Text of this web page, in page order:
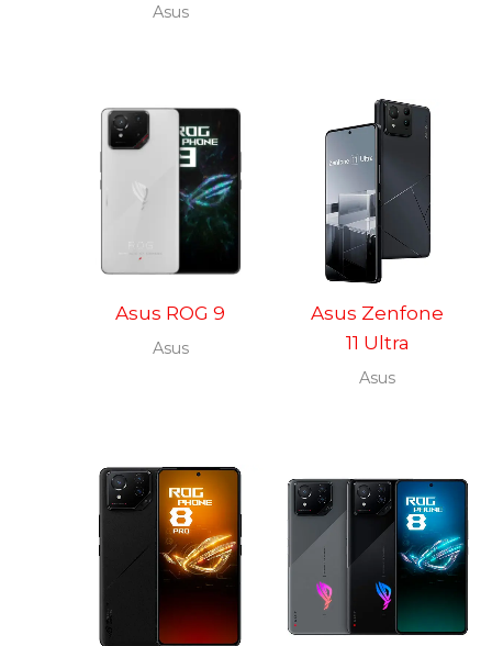
Asus
Asus ROG 9
Asus
Asus Zenfone
11 Ultra
Asus